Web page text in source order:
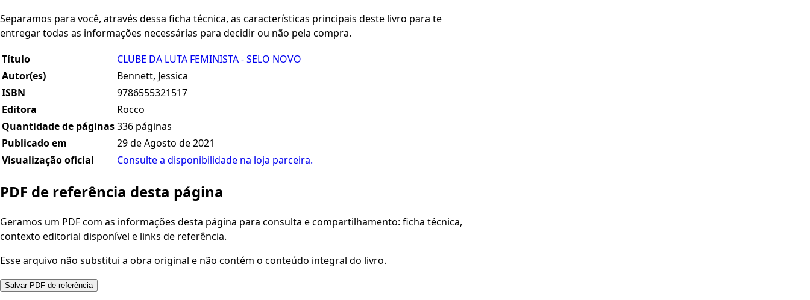
Separamos para você, através dessa ficha técnica, as características principais deste livro para te
entregar todas as informações necessárias para decidir ou não pela compra.
Título
CLUBE DA LUTA FEMINISTA - SELO NOVO
Autor(es)
Bennett, Jessica
ISBN
9786555321517
Editora
Rocco
Quantidade de páginas336 páginas
Publicado em
29 de Agosto de 2021
Visualização oficial
Consulte a disponibilidade na loja parceira.
PDF de referência desta página
Geramos um PDF com as informações desta página para consulta e compartilhamento: ficha técnica,
contexto editorial disponível e links de referência.
Esse arquivo não substitui a obra original e não contém o conteúdo integral do livro.
Salvar PDF de referência